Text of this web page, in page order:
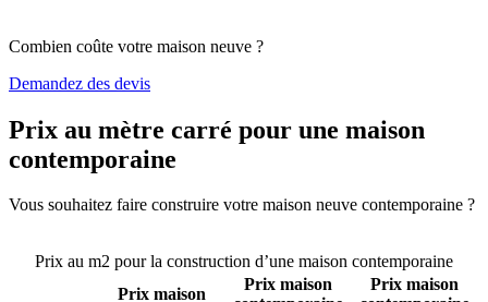
Combien coûte votre maison neuve ?
Demandez des devis
Prix au mètre carré pour une maison
contemporaine
Vous souhaitez faire construire votre maison neuve contemporaine ?
Prix au m2 pour la construction d’une maison contemporaine
Prix maison
Prix maison
Prix maison